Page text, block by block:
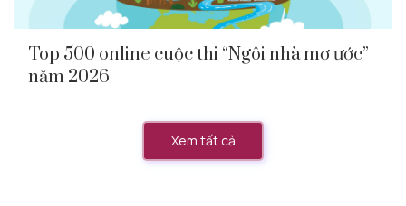
Top 500 online cuộc thi “Ngôi nhà mơ ước”
năm 2026
Xem tất cả